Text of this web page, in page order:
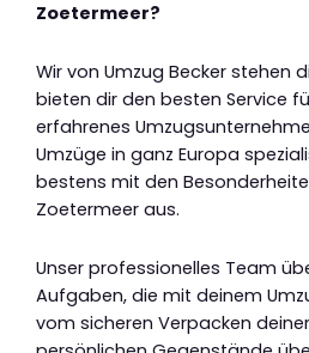
Zoetermeer?
Wir von Umzug Becker stehen
bieten dir den besten Service
erfahrenes
Umzüge in ganz Europa
bestens mit den
Zoetermeer aus.
Unser professionelles Team
Aufgaben, die mit deinem
vom sicheren Verpacken